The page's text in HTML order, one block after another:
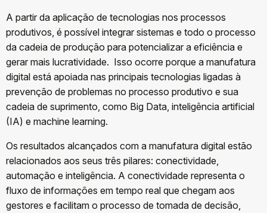
A partir da aplicação de tecnologias nos processos
produtivos, é possível integrar sistemas e todo o processo
da cadeia de produção para potencializar a eficiência e
gerar mais lucratividade. Isso ocorre porque a manufatura
digital está apoiada nas principais tecnologias ligadas à
prevenção de problemas no processo produtivo e sua
cadeia de suprimento, como Big Data, inteligência artificial
(IA) e machine learning.
Os resultados alcançados com a manufatura digital estão
relacionados aos seus três pilares: conectividade,
automação e inteligência. A conectividade representa o
fluxo de informações em tempo real que chegam aos
gestores e facilitam o processo de tomada de decisão,